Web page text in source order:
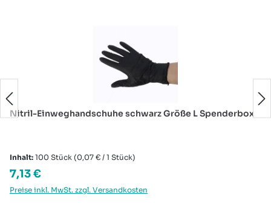
Nitril-Einweghandschuhe schwarz Größe L Spenderbox
Inhalt: 100 Stück (0,07 € / 1 Stück)
Regulärer Preis:
7,13 €
Preise inkl. MwSt. zzgl. Versandkosten